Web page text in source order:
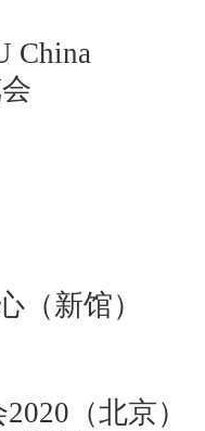
China
（新馆）
（北京）